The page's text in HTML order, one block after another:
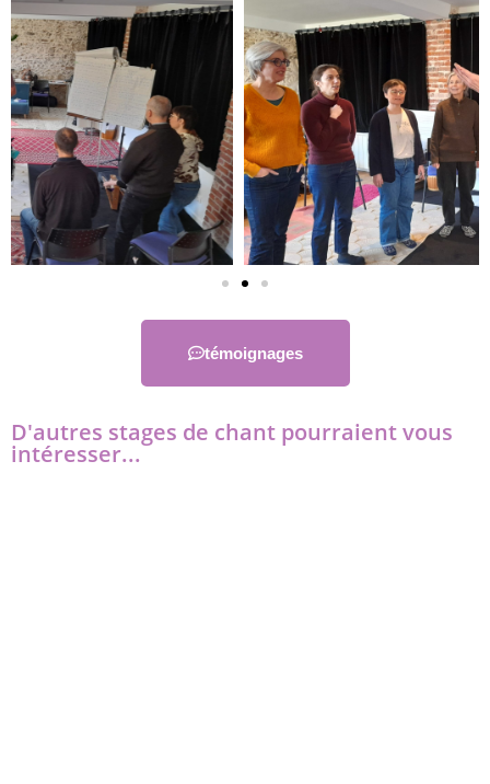
témoignages
D'autres stages de chant pourraient vous
intéresser...